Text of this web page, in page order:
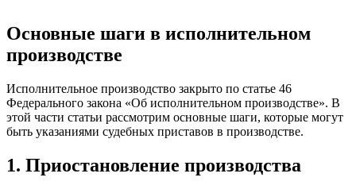
Основные шаги в исполнительном
производстве
Исполнительное производство закрыто по статье 46
Федерального закона «Об исполнительном производстве». В
этой части статьи рассмотрим основные шаги, которые могут
быть указаниями судебных приставов в производстве.
1. Приостановление производства